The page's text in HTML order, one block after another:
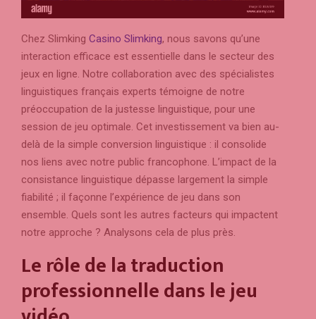
Chez Slimking Casino Slimking, nous savons qu’une
interaction efficace est essentielle dans le secteur des
jeux en ligne. Notre collaboration avec des spécialistes
linguistiques français experts témoigne de notre
préoccupation de la justesse linguistique, pour une
session de jeu optimale. Cet investissement va bien au-
delà de la simple conversion linguistique : il consolide
nos liens avec notre public francophone. L’impact de la
consistance linguistique dépasse largement la simple
fiabilité ; il façonne l’expérience de jeu dans son
ensemble. Quels sont les autres facteurs qui impactent
notre approche ? Analysons cela de plus près.
Le rôle de la traduction
professionnelle dans le jeu